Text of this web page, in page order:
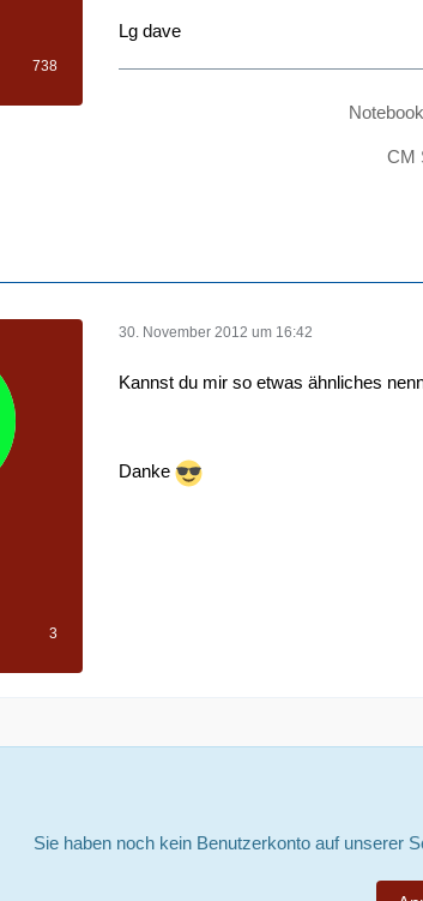
738
Lg dave
CM
3
30. November 2012 um 16:42
Kannst du mir so etwas ähnliches
Danke
Sie haben noch kein Benutzerkonto auf unserer